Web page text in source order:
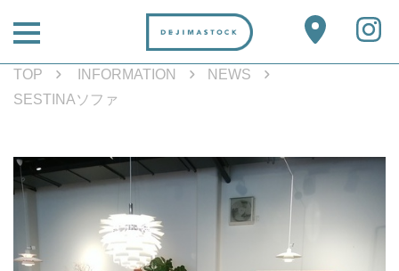
TOP INFORMATION
NEWS
SESTINAソファ